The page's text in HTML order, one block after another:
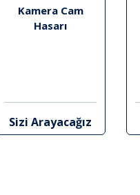
Kamera Cam
Hasarı
Sizi Arayacağız